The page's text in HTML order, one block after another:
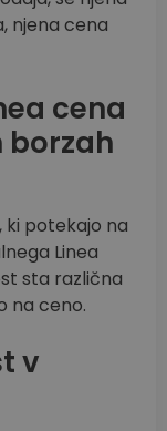
njena cena
cena
borzah
ki potekajo na
Linea
sta različna
na ceno.
v